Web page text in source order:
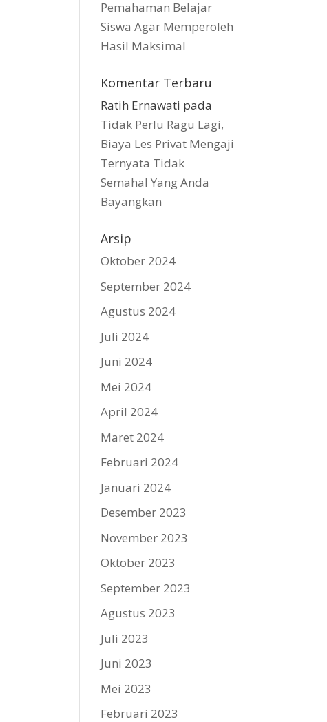
Pemahaman Belajar
Siswa Agar Memperoleh
Hasil Maksimal
Komentar Terbaru
Ratih Ernawati pada
Tidak Perlu Ragu Lagi,
Biaya Les Privat Mengaji
Ternyata Tidak
Semahal Yang Anda
Bayangkan
Arsip
Oktober 2024
September 2024
Agustus 2024
Juli 2024
Juni 2024
Mei 2024
April 2024
Maret 2024
Februari 2024
Januari 2024
Desember 2023
November 2023
Oktober 2023
September 2023
Agustus 2023
Juli 2023
Juni 2023
Mei 2023
Februari 2023